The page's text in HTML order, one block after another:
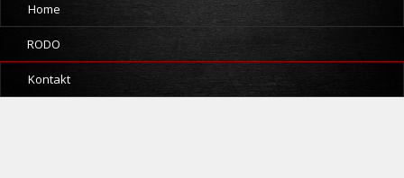
Home
RODO
Kontakt